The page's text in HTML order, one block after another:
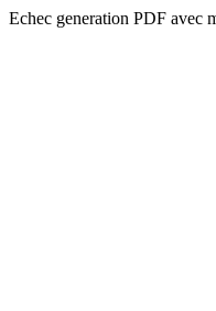
Echec generation PDF avec